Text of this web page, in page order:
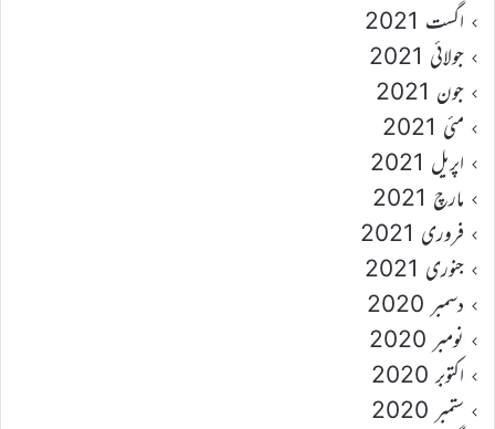
اگست 2021
جولائی 2021
جون 2021
مئی 2021
اپریل 2021
مارچ 2021
فروری 2021
جنوری 2021
دسمبر 2020
نومبر 2020
اکتوبر 2020
ستمبر 2020